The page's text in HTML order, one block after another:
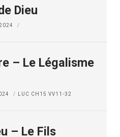
Dieu
– Le Légalisme
LUC CH15 VV11-32
– Le Fils